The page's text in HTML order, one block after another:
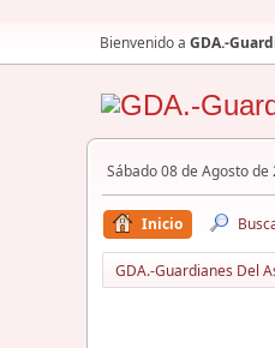
Bienvenido a GDA.-
Sábado 08 de Agosto
Inicio
GDA.-Guardianes Del